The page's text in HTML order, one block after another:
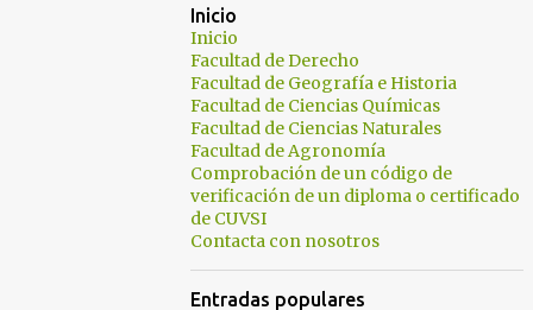
Inicio
Inicio
Facultad de Derecho
Facultad de Geografía e Historia
Facultad de Ciencias Químicas
Facultad de Ciencias Naturales
Facultad de Agronomía
Comprobación de un código de
verificación de un diploma o certificado
de CUVSI
Contacta con nosotros
Entradas populares